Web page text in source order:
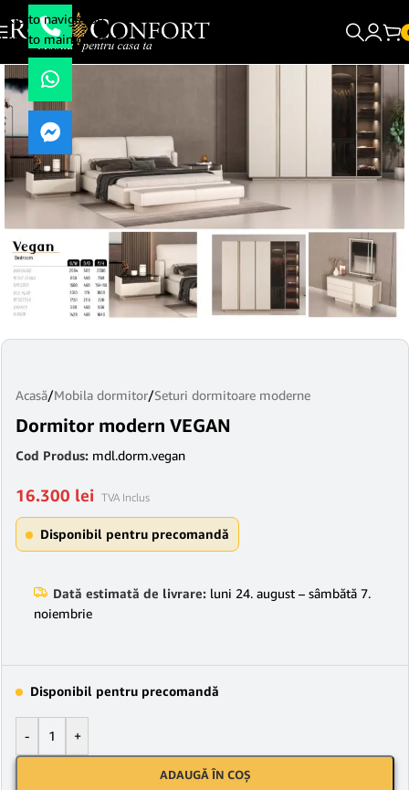
Skip to navigation
Skip to main content
Acasă/Mobila dormitor/Seturi dormitoare moderne
Dormitor modern VEGAN
Cod Produs: mdl.dorm.vegan
16.300 lei TVA Inclus
Disponibil pentru precomandă
Dată estimată de livrare: luni 24. august – sâmbătă 7.
noiembrie
Disponibil pentru precomandă
- +
ADAUGĂ ÎN COȘ